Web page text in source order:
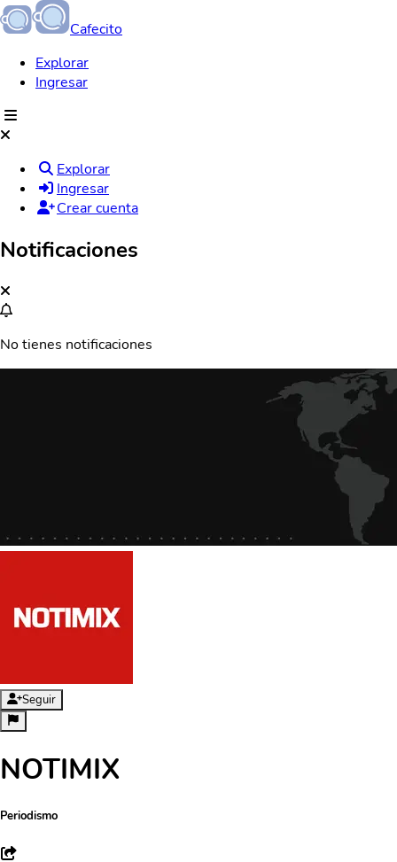
Cafecito
Explorar
Ingresar
Explorar
Ingresar
Crear cuenta
Notificaciones
No tienes notificaciones
Seguir
NOTIMIX
Periodismo